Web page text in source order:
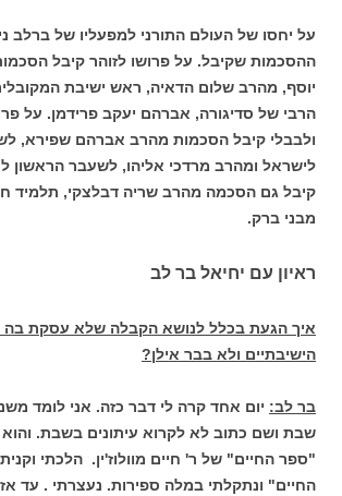
על יחסו של העולם התורני למפעליו של ברלב
ההסכמות שקיבל. על פרושו לזוהר קיבל
יוסף, מהרב שלום הדאיה, ראש ישיבת
הרבי של סדיגורה, אברהם יעקב פרידמן. על
ולבבלי קיבל הסכמות מהרב אברהם שפירא,
לישראל ומהרב מרדכי אליהו, לשעבר הראשון
קיבל גם הסכמה מהרב שריה דבלצקי, תלמיד
מבני ברק.
ראיון עם יחיאל בר לב
איך הגעת בכלל לנושא הקבלה שלא עסקת בה
הישיבתיים ולא בבר אילן?
בר לב: יום אחד קרה לי דבר כזה. אני לומד
שבת ושם כתוב לא לקרוא עיתונים בשבת.
"ספר החיים" של ר' חיים מוולוז'ין. הלכתי
החיים" ונתקלתי במלה ספירות. נעצרתי . עד